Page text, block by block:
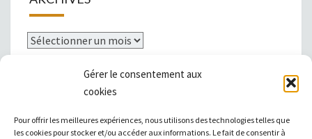
Gérer le consentement aux
cookies
Pour offrir les meilleures expériences, nous utilisons des technologies telles que
les cookies pour stocker et/ou accéder aux informations. Le fait de consentir à
Archives